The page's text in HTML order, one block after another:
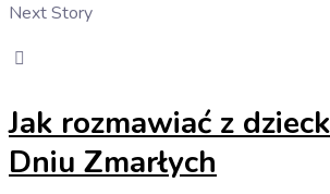
Next Story
Jak rozmawiać z
Dniu Zmarłych